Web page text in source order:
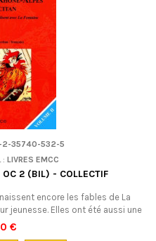
35740-532-5
: LIVRES EMCC
OC 2 (BIL) - COLLECTIF
encore les fables de La
jeunesse. Elles ont été aussi une
régionaux, occitans ou
adaptées dans leur langue. Des
€